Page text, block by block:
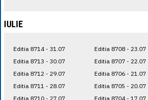
IULIE
Editia 8714 - 31.07
Editia 8713 - 30.07
Editia 8712 - 29.07
Editia 8711 - 28.07
Editia 8710 - 27.07
Editia 8708 - 23.07
Editia 8707 - 22.07
Editia 8706 - 21.07
Editia 8705 - 20.07
Editia 8704 - 17.07